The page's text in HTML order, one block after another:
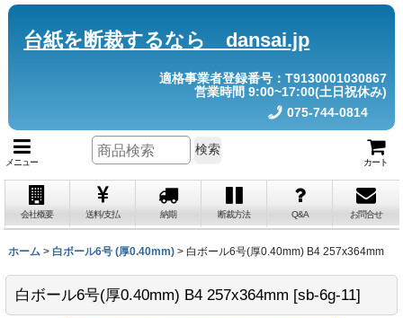
台紙を断裁するなら dansai.jp
適格事業者登録番号：T9130001030867
営業時間 9:00~17:00(土日祝休み)
075-744-0814
メニュー カート
検索
会社概要 送料/支払 納期 断裁方法 Q&A お問合せ
ホーム > 白ボール6号 (厚0.40mm) > 白ボール6号(厚0.40mm) B4 257x364mm
白ボール6号(厚0.40mm) B4 257x364mm [sb-6g-11]